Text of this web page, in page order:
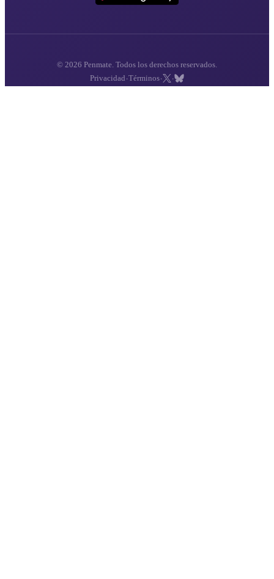
© 2026 Penmate. Todos los derechos reservados.
Privacidad ·Términos· ·